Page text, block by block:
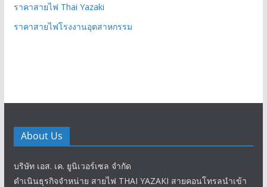
ราคาสายไฟ Thai Yazaki
ราคาสายไฟโรงงานอุตสาหกรรม
About Us
บริษัท เอส. เค. ยูนิเวอร์เซล จำกัด
ดำเนินธุรกิจจำหน่าย สายไฟ THAI YAZAKI สายคอนโทรลนำเข้า